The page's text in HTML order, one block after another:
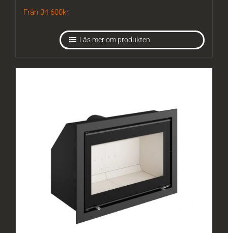
Från 34 600kr
Läs mer om produkten